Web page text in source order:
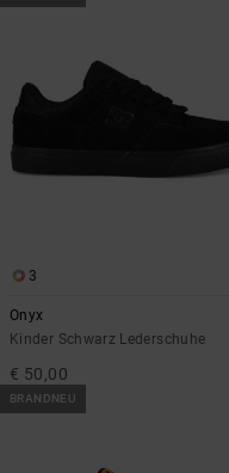
3
Onyx
Kinder Schwarz Lederschuhe
€ 50,00
BRANDNEU